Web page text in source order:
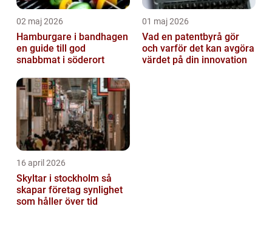
02 maj 2026
Hamburgare i bandhagen
en guide till god
snabbmat i söderort
01 maj 2026
Vad en patentbyrå gör
och varför det kan avgöra
värdet på din innovation
16 april 2026
Skyltar i stockholm så
skapar företag synlighet
som håller över tid